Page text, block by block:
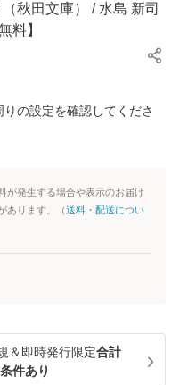
秋田文庫） / 水島 新司
料】
の設定を確認してくださ
が発生する場合や表示のお届け
あります。（送料・配送につい
＆即時発行限定合計
件あり